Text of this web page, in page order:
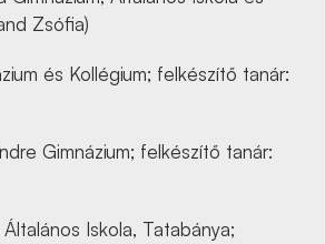
Zsófia)
és Kollégium; felkészítő tanár:
Gimnázium; felkészítő tanár:
Iskola, Tatabánya;